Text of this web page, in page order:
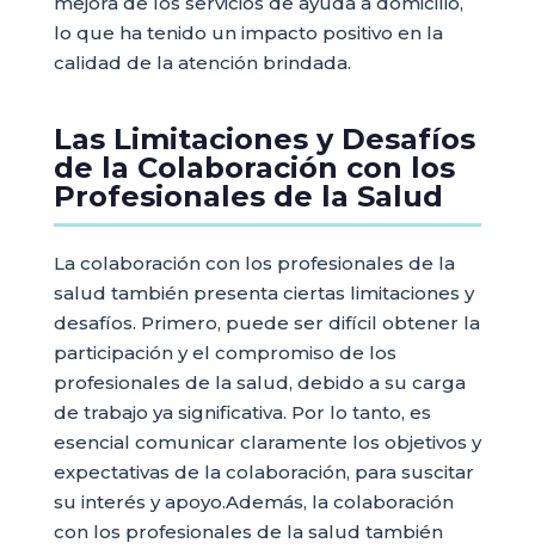
lo que ha tenido un impacto positivo en la
calidad de la atención brindada.
Las Limitaciones y Desafíos
de la Colaboración con los
Profesionales de la Salud
La colaboración con los profesionales de la
salud también presenta ciertas limitaciones y
desafíos. Primero, puede ser difícil obtener la
participación y el compromiso de los
profesionales de la salud, debido a su carga
de trabajo ya significativa. Por lo tanto, es
esencial comunicar claramente los objetivos y
expectativas de la colaboración, para suscitar
su interés y apoyo.Además, la colaboración
con los profesionales de la salud también